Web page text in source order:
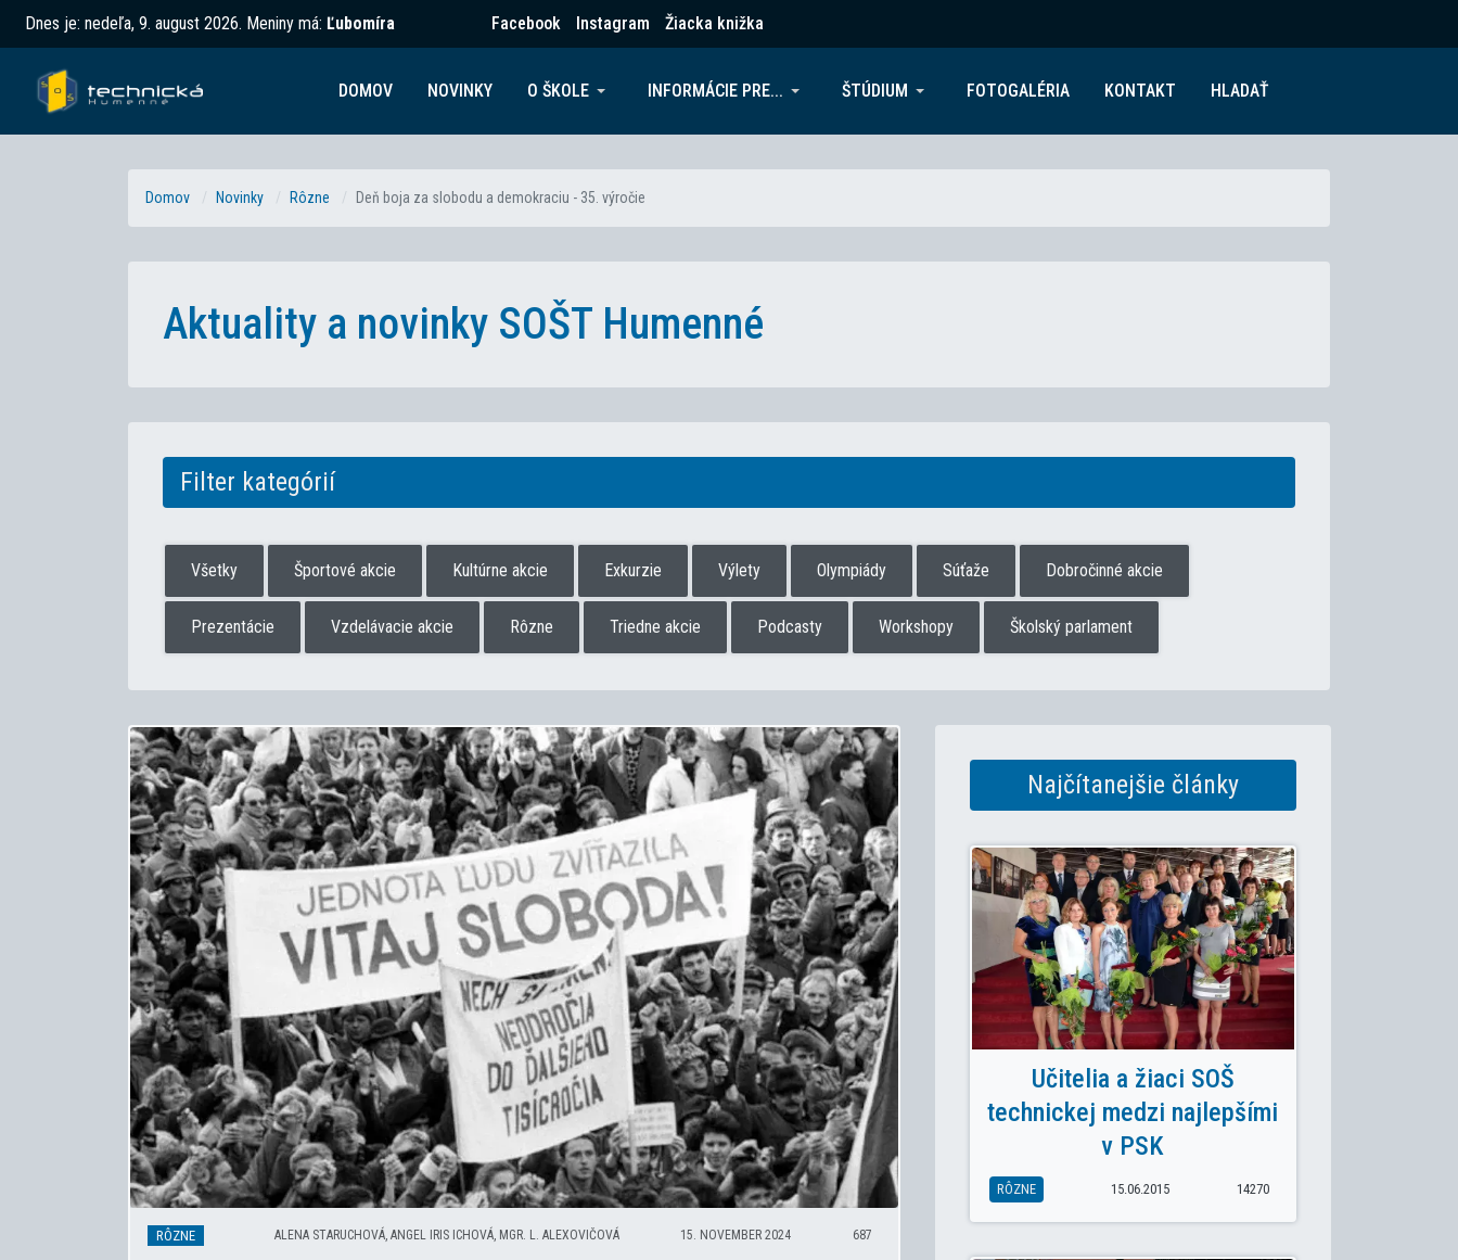
Dnes je: nedeľa, 9. august 2026. Meniny má: Ľubomíra Facebook Instagram Žiacka knižka
DOMOV NOVINKY O ŠKOLE INFORMÁCIE PRE... ŠTÚDIUM FOTOGALÉRIA KONTAKT HLADAŤ
Domov Novinky Rôzne Deň boja za slobodu a demokraciu - 35. výročie
Aktuality a novinky SOŠT Humenné
Filter kategórií
Všetky Športové akcie Kultúrne akcie Exkurzie Výlety Olympiády Súťaže Dobročinné akcie
Prezentácie Vzdelávacie akcie Rôzne Triedne akcie Podcasty Workshopy Školský parlament
RÔZNE ALENA STARUCHOVÁ, ANGEL IRIS ICHOVÁ, MGR. L. ALEXOVIČOVÁ 15. NOVEMBER 2024 687
Najčítanejšie články
Učitelia a žiaci SOŠ
technickej medzi najlepšími
v PSK
RÔZNE 15.06.2015 14270